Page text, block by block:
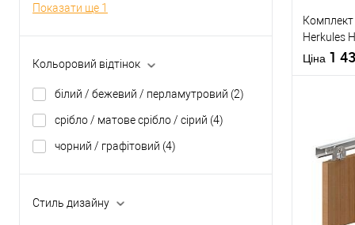
Показати ще 1
Кольоровий відтінок
білий / бежевий / перламутровий (2)
срібло / матове срібло / сірий (4)
чорний / графітовий (4)
Стиль дизайну
Країна
Статус
Довжина
Комплект
Herkules
з дерева
Ціна 1
Купити